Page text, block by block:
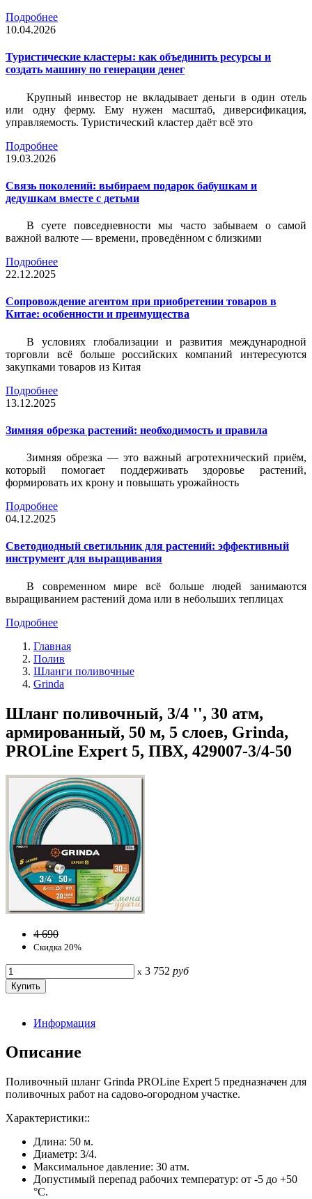
Подробнее
10.04.2026
Туристические кластеры: как объединить ресурсы и
создать машину по генерации денег
Крупный инвестор не вкладывает деньги в один отель
или одну ферму. Ему нужен масштаб, диверсификация,
управляемость. Туристический кластер даёт всё это
Подробнее
19.03.2026
Связь поколений: выбираем подарок бабушкам и
дедушкам вместе с детьми
В суете повседневности мы часто забываем о самой
важной валюте — времени, проведённом с близкими
Подробнее
22.12.2025
Сопровождение агентом при приобретении товаров в
Китае: особенности и преимущества
В условиях глобализации и развития международной
торговли всё больше российских компаний интересуются
закупками товаров из Китая
Подробнее
13.12.2025
Зимняя обрезка растений: необходимость и правила
Зимняя обрезка — это важный агротехнический приём,
который помогает поддерживать здоровье растений,
формировать их крону и повышать урожайность
Подробнее
04.12.2025
Светодиодный светильник для растений: эффективный
инструмент для выращивания
В современном мире всё больше людей занимаются
выращиванием растений дома или в небольших теплицах
Подробнее
Главная
Полив
Шланги поливочные
Grinda
Шланг поливочный, 3/4 '', 30 атм,
армированный, 50 м, 5 слоев, Grinda,
PROLine Expert 5, ПВХ, 429007-3/4-50
4 690
Скидка 20%
x 3 752 руб
Информация
Описание
Поливочный шланг Grinda PROLine Expert 5 предназначен для
поливочных работ на садово-огородном участке.
Характеристики::
Длина: 50 м.
Диаметр: 3/4.
Максимальное давление: 30 атм.
Допустимый перепад рабочих температур: от -5 до +50
°C.